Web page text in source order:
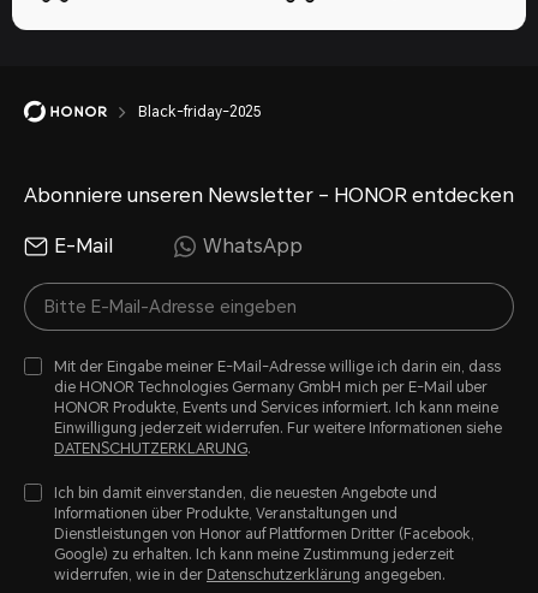
Black-friday-2025
Abonniere unseren Newsletter – HONOR entdecken
E-Mail WhatsApp
Mit der Eingabe meiner E-Mail-Adresse willige ich darin ein, dass
die HONOR Technologies Germany GmbH mich per E-Mail uber
HONOR Produkte, Events und Services informiert. Ich kann meine
Einwilligung jederzeit widerrufen. Fur weitere Informationen siehe
DATENSCHUTZERKLARUNG.
Ich bin damit einverstanden, die neuesten Angebote und
Informationen über Produkte, Veranstaltungen und
Dienstleistungen von Honor auf Plattformen Dritter (Facebook,
Google) zu erhalten. Ich kann meine Zustimmung jederzeit
widerrufen, wie in der Datenschutzerklärung angegeben.